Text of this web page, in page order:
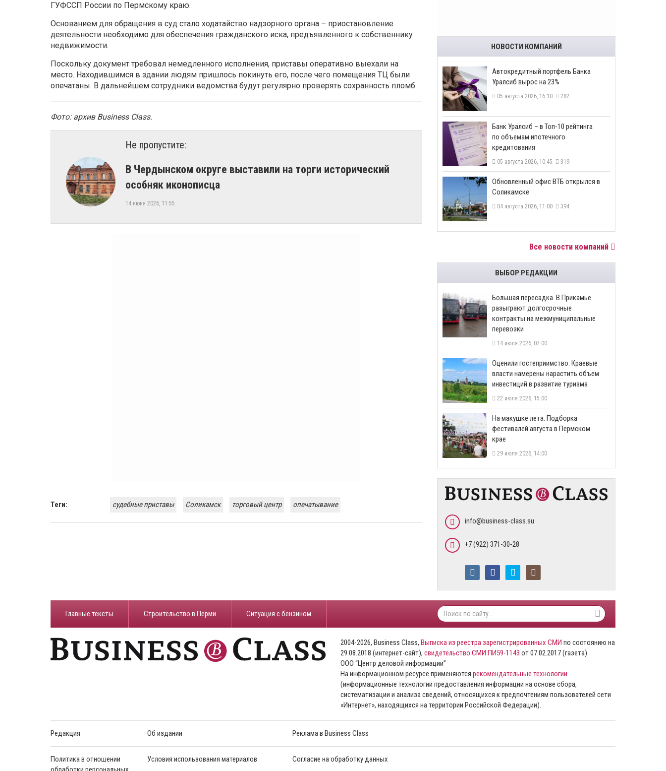
ГУФССП России по Пермскому краю.
Основанием для обращения в суд стало ходатайство надзорного органа – приостановление
деятельности необходимо для обеспечения гражданского иска, предъявленного к собственнику
недвижимости.
Поскольку документ требовал немедленного исполнения, приставы оперативно выехали на
место. Находившимся в здании людям пришлось покинуть его, после чего помещения ТЦ были
опечатаны. В дальнейшем сотрудники ведомства будут регулярно проверять сохранность пломб.
Фото: архив Business Class.
Не пропустите:
В Чердынском округе выставили на торги исторический
особняк иконописца
14 июня 2026, 11:55
Теги: судебные приставы Соликамск торговый центр опечатывание
НОВОСТИ КОМПАНИЙ
​Автокредитный портфель Банка
Уралсиб вырос на 23%
05 августа 2026, 16:10 282
​Банк Уралсиб – в Топ-10 рейтинга
по объемам ипотечного
кредитования
05 августа 2026, 10:45 319
​Обновленный офис ВТБ открылся в
Соликамске
04 августа 2026, 11:00 394
Все новости компаний
ВЫБОР РЕДАКЦИИ
Большая пересадка. В Прикамье
разыграют долгосрочные
контракты на межмуниципальные
перевозки
14 июля 2026, 07:00
Оценили гостеприимство. Краевые
власти намерены нарастить объем
инвестиций в развитие туризма
22 июля 2026, 15:00
На макушке лета. Подборка
фестивалей августа в Пермском
крае
29 июля 2026, 14:00
info@business-class.su
+7 (922) 371-30-28
Главные тексты Строительство в Перми ​Ситуация с бензином
2004-2026, Business Class, Выписка из реестра зарегистрированных СМИ по состоянию на
29.08.2018 (интернет-сайт), свидетельство СМИ ПИ59-1143 от 07.02.2017 (газета)
ООО “Центр деловой информации”
На информационном ресурсе применяются рекомендательные технологии
(информационные технологии предоставления информации на основе сбора,
систематизации и анализа сведений, относящихся к предпочтениям пользователей сети
«Интернет», находящихся на территории Российской Федерации).
Редакция Об издании Реклама в Business Class
Политика в отношении
Условия использования материалов Согласие на обработку данных